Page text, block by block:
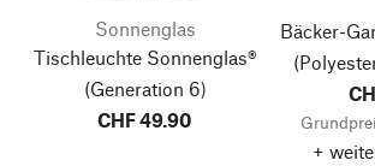
Sonnenglas
Tischleuchte Sonnenglas®
(Generation 6)
CHF 49.90
Bäcker-
+